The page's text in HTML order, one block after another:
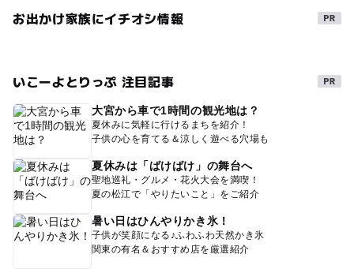
お出かけ家族にイチオシ情報
いこーよとりっぷ 注目記事
大宮から車で1時間の観光地は？
夏休みに気軽に行けるまちを紹介！
子供の心を育てる＆涼しく遊べる穴場も
夏休みは「ばけばけ」の舞台へ
聖地巡礼・グルメ・花火大会を満喫！
夏の松江で「やりたいこと」をご紹介
暑い日はひんやりかき氷！
子供が笑顔になる♪ふわふわ天然かき氷
関東の有名＆おすすめ店を厳選紹介